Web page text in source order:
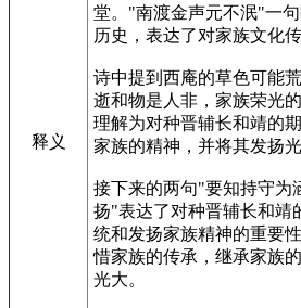
释义
堂。"南渡金声元不泯"一
历史，表达了对家族文化
诗中提到西庵的草色可能
逝和物是人非，家族荣光
理解为对种晋辅长和靖的
家族的精神，并将其发扬光
接下来的两句"要知持守为
扬"表达了对种晋辅长和靖
统和发扬家族精神的重要
惜家族的传承，继承家族
光大。